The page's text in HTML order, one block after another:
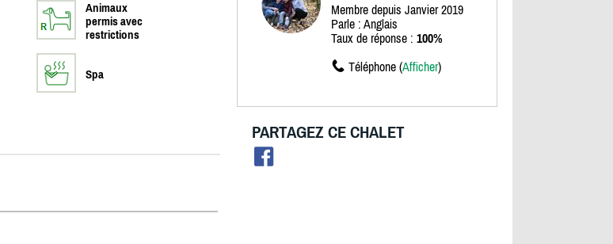
Animaux
permis avec
restrictions
Spa
Membre depuis Janvier 2019
Parle : Anglais
Taux de réponse : 100%
Téléphone (Afficher)
PARTAGEZ CE CHALET